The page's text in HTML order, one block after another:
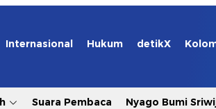
Internasional Hukum detikX
Suara Pembaca Nyago Bumi